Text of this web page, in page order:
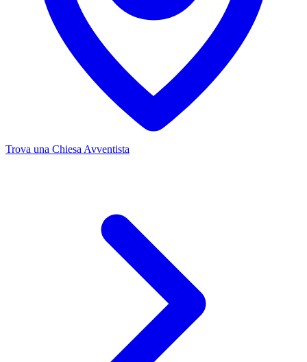
Trova una Chiesa Avventista